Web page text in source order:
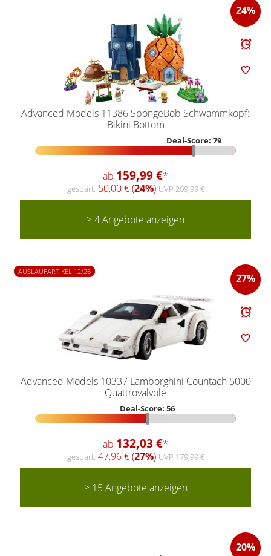
24%
Advanced Models 11386 SpongeBob Schwammkopf:
Bikini Bottom
Deal-Score: 79
ab 159,99 €*
gespart: 50,00 € (24%)UVP 209,99 €
> 4 Angebote anzeigen
27%
AUSLAUFARTIKEL 12/26
Advanced Models 10337 Lamborghini Countach 5000
Quattrovalvole
Deal-Score: 56
ab 132,03 €*
gespart: 47,96 € (27%)UVP 179,99 €
> 15 Angebote anzeigen
20%